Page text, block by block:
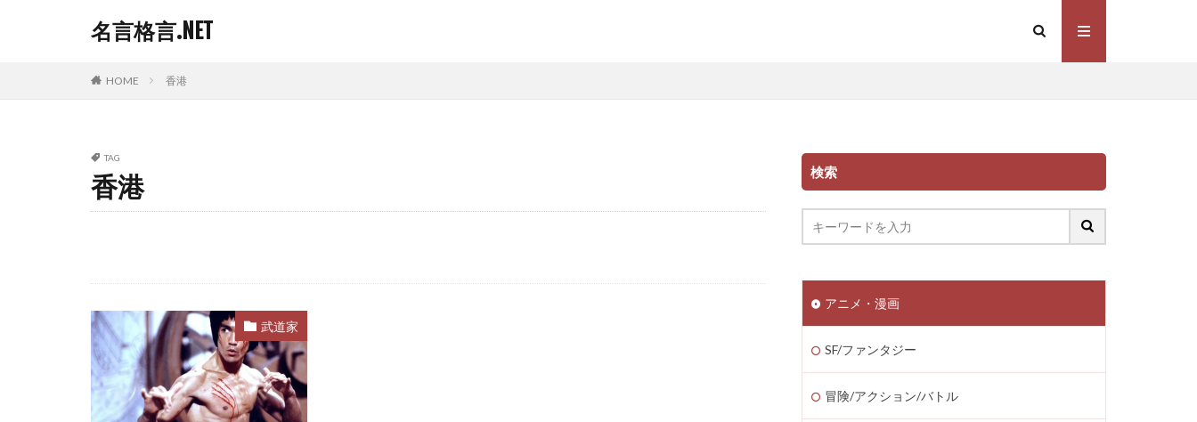
名言格言.NET
HOME 香港
TAG
香港
武道家
検索
アニメ・漫画
SF/ファンタジー
冒険/アクション/バトル